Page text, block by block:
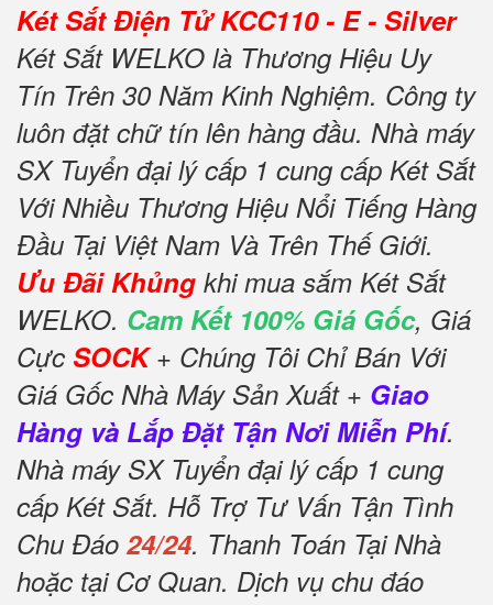
Két Sắt Điện Tử KCC110 - E - Silver
Két Sắt WELKO là Thương Hiệu Uy
Tín Trên 30 Năm Kinh Nghiệm. Công ty
luôn đặt chữ tín lên hàng đầu. Nhà máy
SX Tuyển đại lý cấp 1 cung cấp Két Sắt
Với Nhiều Thương Hiệu Nổi Tiếng Hàng
Đầu Tại Việt Nam Và Trên Thế Giới.
Ưu Đãi Khủng khi mua sắm Két Sắt
WELKO. Cam Kết 100% Giá Gốc, Giá
Cực SOCK+ Chúng Tôi Chỉ Bán Với
Giá Gốc Nhà Máy Sản Xuất + Giao
Hàng và Lắp Đặt Tận Nơi Miễn Phí.
Nhà máy SX Tuyển đại lý cấp 1 cung
cấp Két Sắt. Hỗ Trợ Tư Vấn Tận Tình
Chu Đáo 24/24. Thanh Toán Tại Nhà
hoặc tại Cơ Quan. Dịch vụ chu đáo